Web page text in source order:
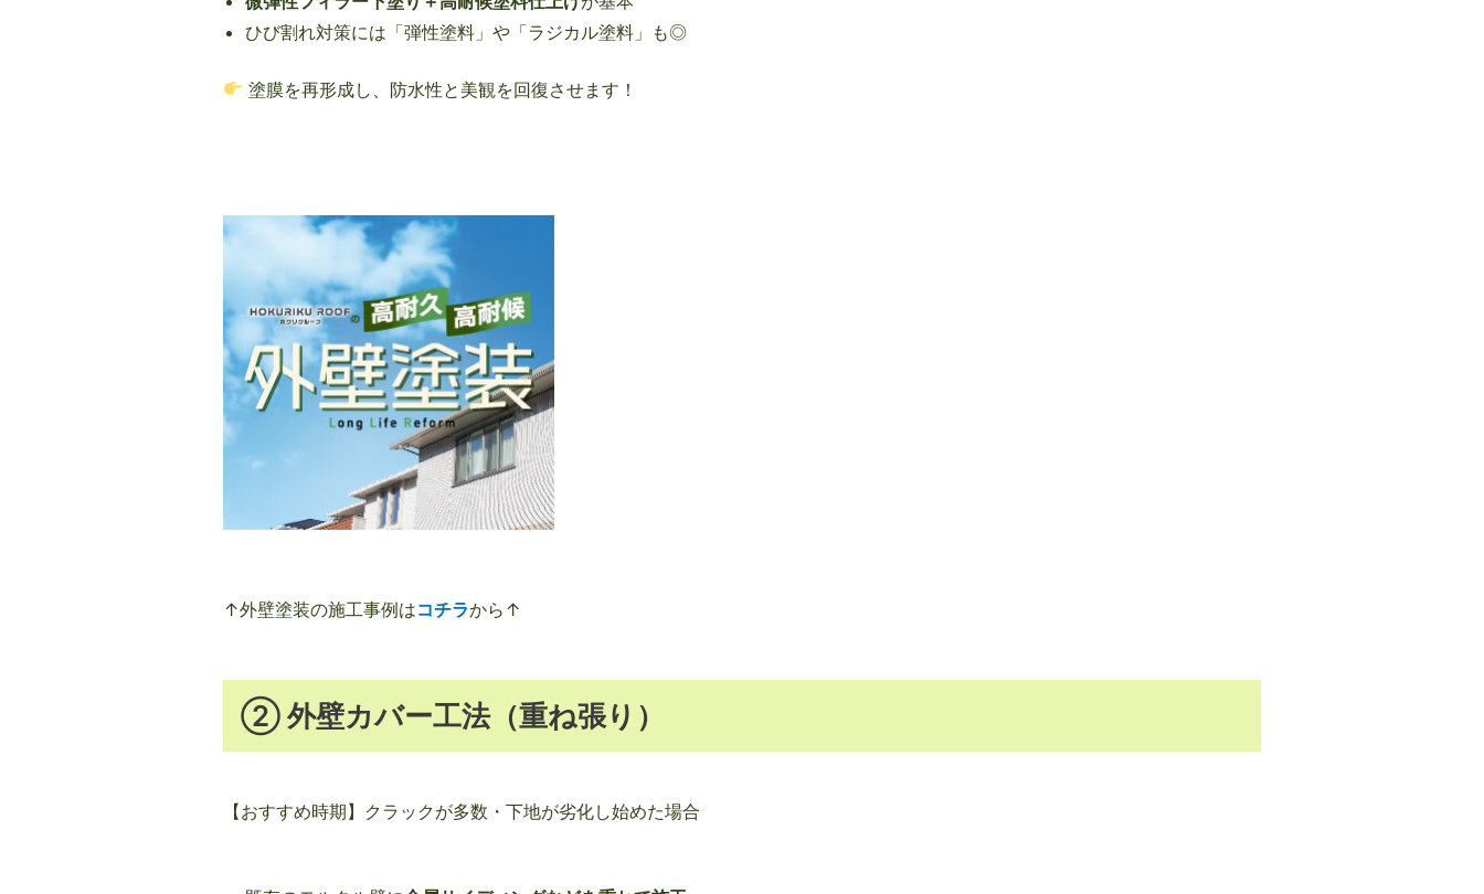
ひび割れ対策には「弾性塗料」や「ラジカル塗料」も◎
塗膜を再形成し、防水性と美観を回復させます！
↑外壁塗装の施工事例はコチラから↑
② 外壁カバー工法（重ね張り）
【おすすめ時期】クラックが多数・下地が劣化し始めた場合